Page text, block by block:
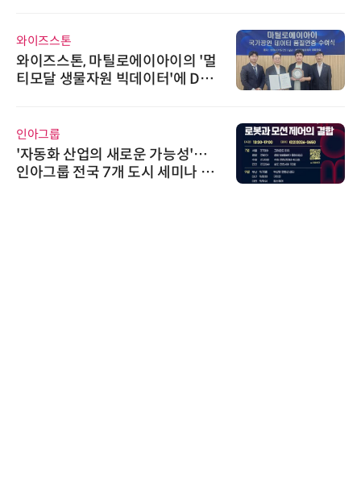
와이즈스톤
와이즈스톤, 마틸로에이아이의 '멀
티모달 생물자원 빅데이터'에 DQ
인아그룹
'자동화 산업의 새로운 가능성'…
인아그룹 전국 7개 도시 세미나 페